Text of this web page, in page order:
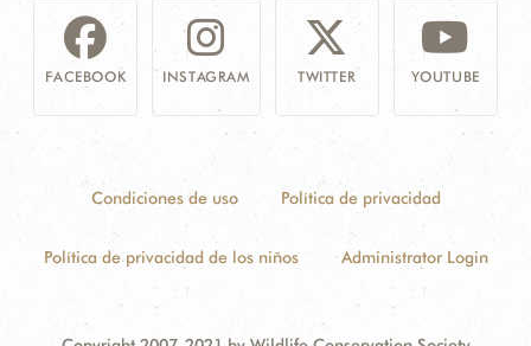
FACEBOOK INSTAGRAM TWITTER YOUTUBE
Condiciones de uso Política de privacidad
Política de privacidad de los niños Administrator Login